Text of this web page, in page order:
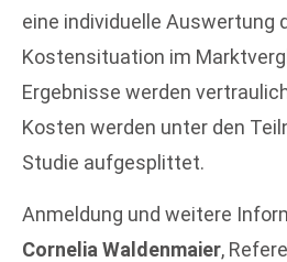
eine individuelle Auswertung
Kostensituation im
Ergebnisse werden
Kosten werden unter den
Studie aufgesplittet.
Anmeldung und weitere
Cornelia Waldenmaier,